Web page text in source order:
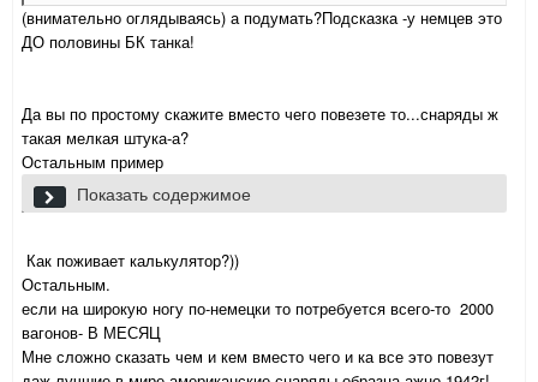
(внимательно оглядываясь) а подумать?Подсказка -у немцев это
ДО половины БК танка!
Да вы по простому скажите вместо чего повезете то...снаряды ж
такая мелкая штука-а?
Остальным пример
))А полмиллиона снарядов это примерно 16,5 тонн=1000
старядов= вагон итого 500 вагонов (могу дать ссылочку от
Показать содержимое
Как поживает калькулятор?))
Остальным.
если на широкую ногу по-немецки то потребуется всего-то 2000
вагонов- В МЕСЯЦ
Мне сложно сказать чем и кем вместо чего и ка все это повезут